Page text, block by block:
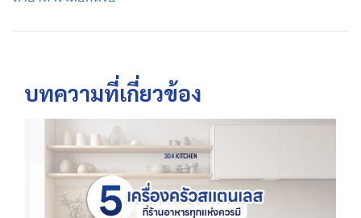
บทความที่เกี่ยวข้อง